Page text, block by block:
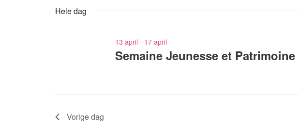
Evenementen
een
Hele dag
Semaine Jeunesse et Patrimoine
13 april - 17 april
Vorige dag